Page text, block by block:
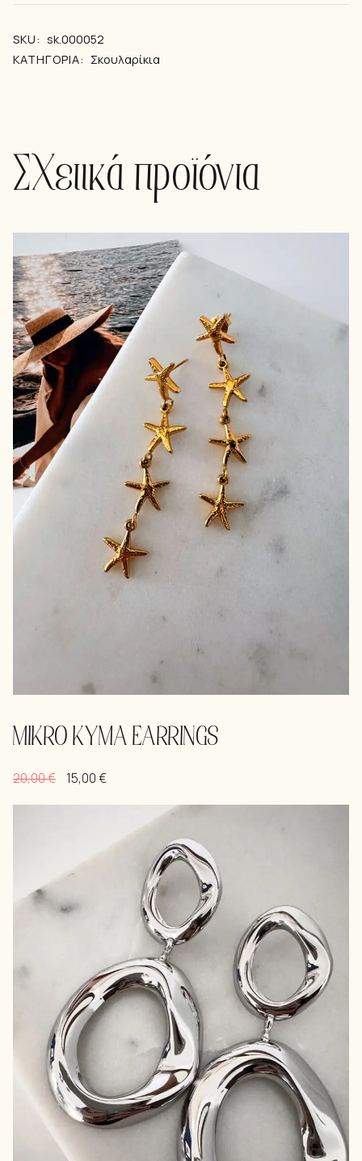
SKU: sk.000052
ΚΑΤΗΓΟΡΊΑ: Σκουλαρίκια
Σχετικά προϊόντα
MIKRO KYMA EARRINGS
20,00€ 15,00€